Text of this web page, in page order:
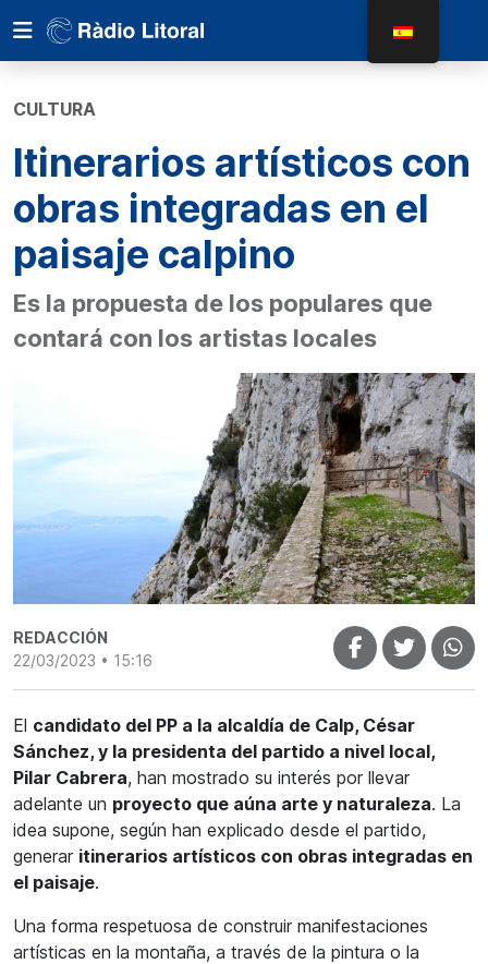
CULTURA
Itinerarios artísticos con
obras integradas en el
paisaje calpino
Es la propuesta de los populares que
contará con los artistas locales
REDACCIÓN
22/03/2023 • 15:16
El candidato del PP a la alcaldía de Calp, César
Sánchez, y la presidenta del partido a nivel local,
Pilar Cabrera, han mostrado su interés por llevar
adelante un proyecto que aúna arte y naturaleza. La
idea supone, según han explicado desde el partido,
generar itinerarios artísticos con obras integradas en
el paisaje.
Una forma respetuosa de construir manifestaciones
artísticas en la montaña, a través de la pintura o la